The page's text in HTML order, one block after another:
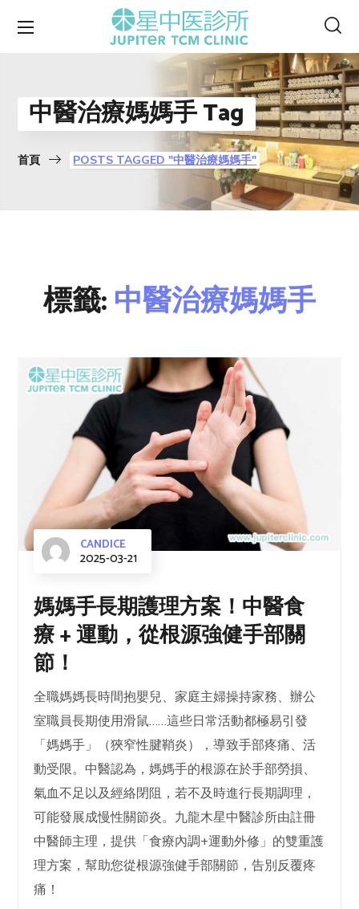
中醫治療媽媽手 Tag
首頁 POSTS TAGGED "中醫治療媽媽手"
標籤:中醫治療媽媽手
CANDICE
2025-03-21
媽媽手長期護理方案！中醫食
療 + 運動，從根源強健手部關
節！
全職媽媽長時間抱嬰兒、家庭主婦操持家務、辦公
室職員長期使用滑鼠……這些日常活動都極易引發
「媽媽手」（狹窄性腱鞘炎），導致手部疼痛、活
動受限。中醫認為，媽媽手的根源在於手部勞損、
氣血不足以及經絡閉阻，若不及時進行長期調理，
可能發展成慢性關節炎。九龍木星中醫診所由註冊
中醫師主理，提供「食療內調+運動外修」的雙重護
理方案，幫助您從根源強健手部關節，告別反覆疼
痛！